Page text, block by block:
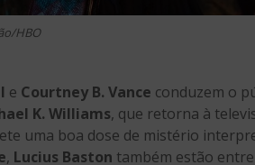
HBO
e Courtney B. Vance conduzem o
K. Williams, que retorna à
uma boa dose de mistério
, Lucius Baston também estão